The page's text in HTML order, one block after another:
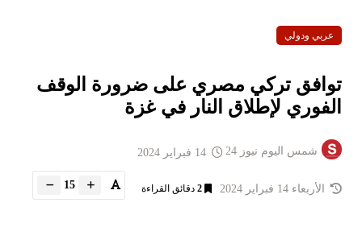
عربي ودولي
توافق تركي مصري على ضرورة الوقف
الفوري لإطلاق النار في غزة
شمس اليوم نيوز 24
الأربعاء 14 فبراير 2024 2 دقائق القراءة 15